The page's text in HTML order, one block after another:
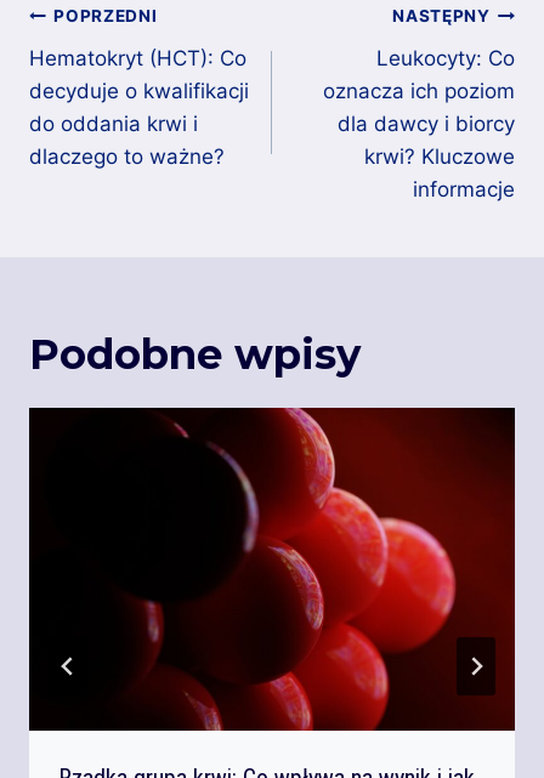
Nawigacja
wpisu
POPRZEDNI
Hematokryt (HCT): Co
decyduje o kwalifikacji
do oddania krwi i
dlaczego to ważne?
NASTĘPNY
Leukocyty: Co
oznacza ich poziom
dla dawcy i biorcy
krwi? Kluczowe
informacje
Podobne wpisy